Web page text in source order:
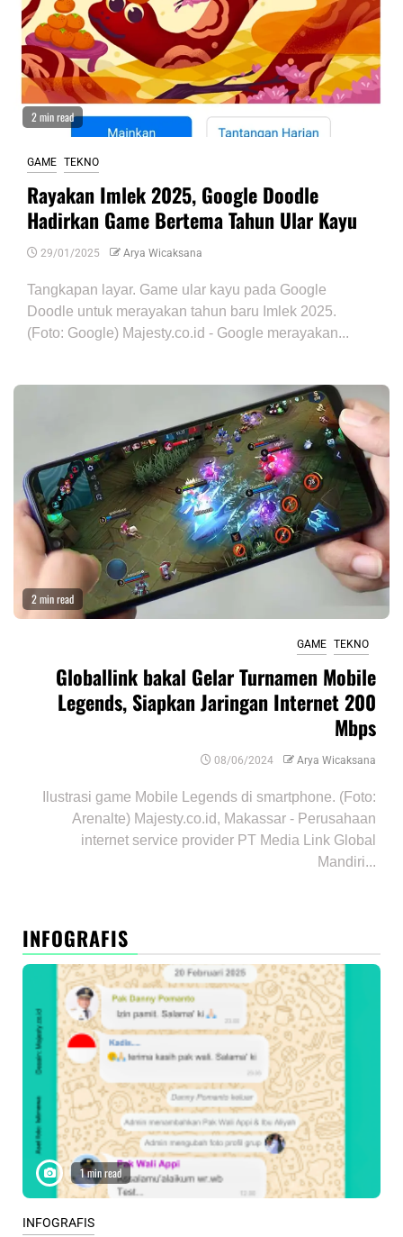
2 min read
GAME TEKNO
Rayakan Imlek 2025, Google Doodle
Hadirkan Game Bertema Tahun Ular Kayu
29/01/2025 Arya Wicaksana
Tangkapan layar. Game ular kayu pada Google
Doodle untuk merayakan tahun baru Imlek 2025.
(Foto: Google) Majesty.co.id - Google merayakan...
2 min read
GAME TEKNO
Globallink bakal Gelar Turnamen Mobile
Legends, Siapkan Jaringan Internet 200
Mbps
08/06/2024 Arya Wicaksana
Ilustrasi game Mobile Legends di smartphone. (Foto:
Arenalte) Majesty.co.id, Makassar - Perusahaan
internet service provider PT Media Link Global
Mandiri...
INFOGRAFIS
1 min read
INFOGRAFIS